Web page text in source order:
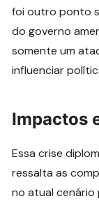
foi outro ponto
do governo
somente um
influenciar
Impactos
Essa crise
ressalta as
no atual cenário